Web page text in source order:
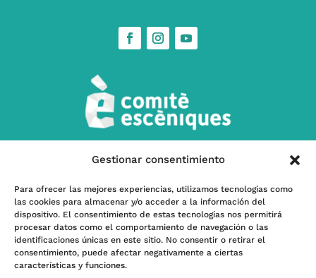
Gestionar consentimiento
Para ofrecer las mejores experiencias, utilizamos tecnologías como
las cookies para almacenar y/o acceder a la información del
dispositivo. El consentimiento de estas tecnologías nos permitirá
procesar datos como el comportamiento de navegación o las
identificaciones únicas en este sitio. No consentir o retirar el
consentimiento, puede afectar negativamente a ciertas
características y funciones.
w Contacta’ns
l Subscriu-te a nostra Newsletter
Programa kit Digital – Financiado por la Unión